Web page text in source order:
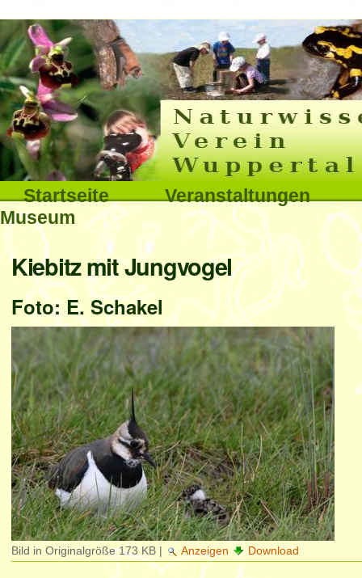
Direkt
zum
Inhalt
|
Direkt
zur
Navigation
Sektionen
Startseite
Veranstaltungen
Museum
Benutzerspezifische
Werkzeuge
Interna
Kiebitz mit Jungvogel
Foto: E. Schakel
Bild in Originalgröße 173 KB | Anzeigen Download